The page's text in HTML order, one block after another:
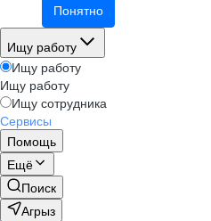
Понятно
Ищу работу
Ищу работу
Ищу работу
Ищу сотрудника
Сервисы
Помощь
Ещё
Поиск
Агрыз